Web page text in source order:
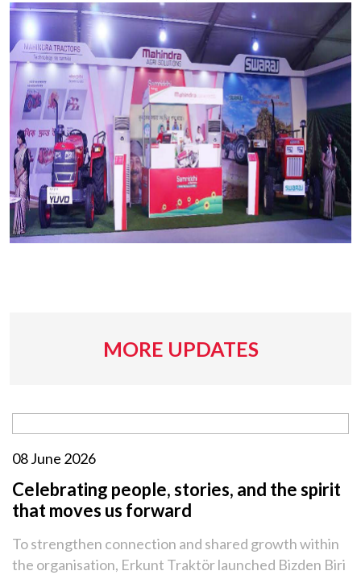
MORE UPDATES
08 June 2026
Celebrating people, stories, and the spirit
that moves us forward
To strengthen connection and shared growth within
the organisation, Erkunt Traktör launched Bizden Biri